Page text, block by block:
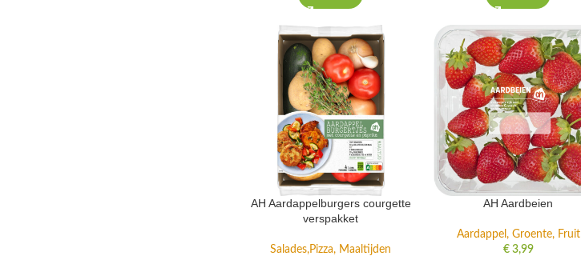
AH Aardappelburgers courgette
verspakket
Salades,Pizza, Maaltijden
AH Aardbeien
Aardappel, Groente, Fruit
€3,99